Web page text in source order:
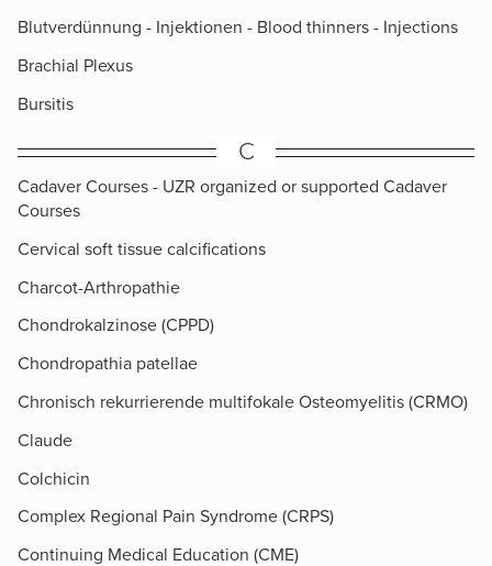
Blutverdünnung - Injektionen - Blood thinners - Injections
Brachial Plexus
Bursitis
C
Cadaver Courses - UZR organized or supported Cadaver
Courses
Cervical soft tissue calcifications
Charcot-Arthropathie
Chondrokalzinose (CPPD)
Chondropathia patellae
Chronisch rekurrierende multifokale Osteomyelitis (CRMO)
Claude
Colchicin
Complex Regional Pain Syndrome (CRPS)
Continuing Medical Education (CME)